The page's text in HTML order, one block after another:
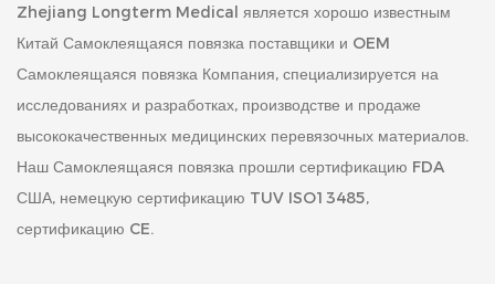
Zhejiang Longterm Medical является хорошо известным
Китай Самоклеящаяся повязка поставщики и OEM
Самоклеящаяся повязка Компания, специализируется на
исследованиях и разработках, производстве и продаже
высококачественных медицинских перевязочных материалов.
Наш Самоклеящаяся повязка прошли сертификацию FDA
США, немецкую сертификацию TUV ISO13485,
сертификацию CE.